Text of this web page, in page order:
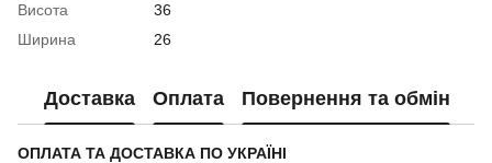
Висота
36
Ширина
26
Доставка Оплата Повернення та обмін
ОПЛАТА ТА ДОСТАВКА ПО УКРАЇНІ